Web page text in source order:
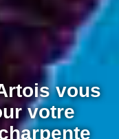
vous
votre